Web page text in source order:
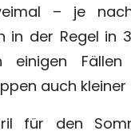
– je
in der Regel in
einigen
auch kleiner
für den